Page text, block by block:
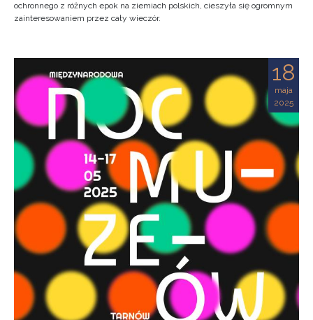
ochronnego z różnych epok na ziemiach polskich, cieszyła się ogromnym
zainteresowaniem przez cały wieczór.
18
maja
2025